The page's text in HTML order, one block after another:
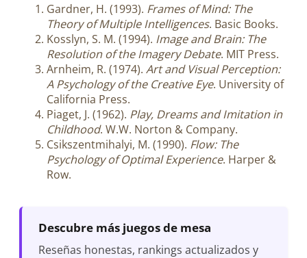
Gardner, H. (1993). Frames of Mind: The
Theory of Multiple Intelligences. Basic Books.
Kosslyn, S. M. (1994). Image and Brain: The
Resolution of the Imagery Debate. MIT Press.
Arnheim, R. (1974). Art and Visual Perception:
A Psychology of the Creative Eye. University of
California Press.
Piaget, J. (1962). Play, Dreams and Imitation in
Childhood. W.W. Norton & Company.
Csikszentmihalyi, M. (1990). Flow: The
Psychology of Optimal Experience. Harper &
Row.
Descubre más juegos de mesa
Reseñas honestas, rankings actualizados y